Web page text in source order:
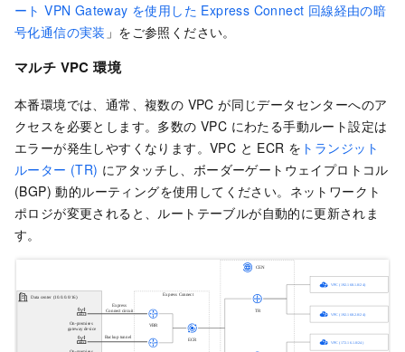
ート VPN Gateway を使用した Express Connect 回線経由の暗
号化通信の実装 」をご参照ください。
マルチ VPC 環境
本番環境では、通常、複数の VPC が同じデータセンターへのア
クセスを必要とします。多数の VPC にわたる手動ルート設定は
エラーが発生しやすくなります。VPC と ECR を トランジット
ルーター (TR) にアタッチし、ボーダーゲートウェイプロトコル
(BGP) 動的ルーティングを使用してください。ネットワークト
ポロジが変更されると、ルートテーブルが自動的に更新されま
す。